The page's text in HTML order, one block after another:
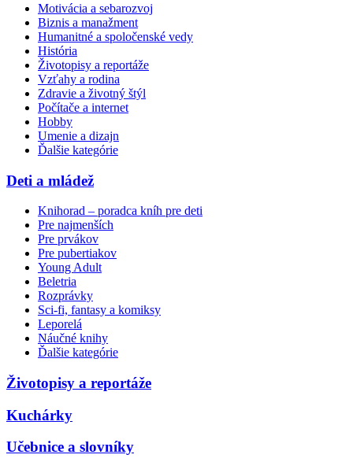
Motivácia a sebarozvoj
Biznis a manažment
Humanitné a spoločenské vedy
História
Životopisy a reportáže
Vzťahy a rodina
Zdravie a životný štýl
Počítače a internet
Hobby
Umenie a dizajn
Ďalšie kategórie
Deti a mládež
Knihorad – poradca kníh pre deti
Pre najmenších
Pre prvákov
Pre pubertiakov
Young Adult
Beletria
Rozprávky
Sci-fi, fantasy a komiksy
Leporelá
Náučné knihy
Ďalšie kategórie
Životopisy a reportáže
Kuchárky
Učebnice a slovníky